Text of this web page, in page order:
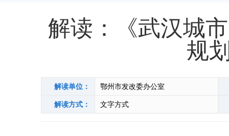
解读：《武汉城
规
解读单位： 鄂州市发改委办公室
解读方式： 文字方式